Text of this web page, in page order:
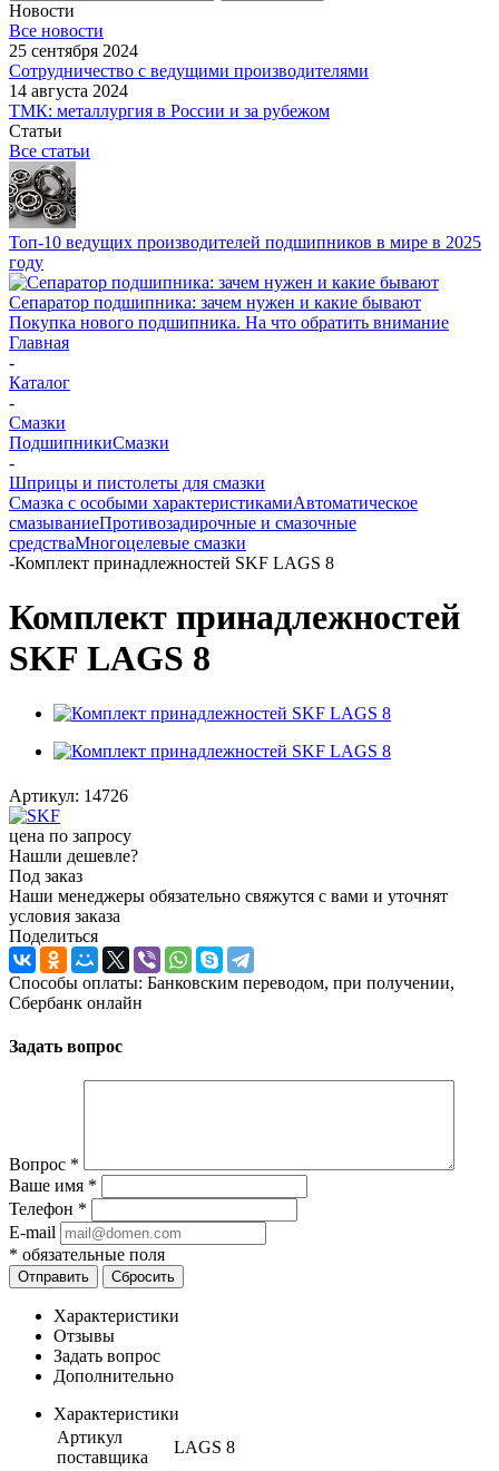
Новости
Все новости
25 сентября 2024
Сотрудничество с ведущими производителями
14 августа 2024
ТМК: металлургия в России и за рубежом
Статьи
Все статьи
Топ-10 ведущих производителей подшипников в мире в 2025
году
Сепаратор подшипника: зачем нужен и какие бывают
Покупка нового подшипника. На что обратить внимание
Главная
-
Каталог
-
Смазки
ПодшипникиСмазки
-
Шприцы и пистолеты для смазки
Смазка с особыми характеристикамиАвтоматическое
смазываниеПротивозадирочные и смазочные
средстваМногоцелевые смазки
-Комплект принадлежностей SKF LAGS 8
Комплект принадлежностей
SKF LAGS 8
Артикул: 14726
цена по запросу
Нашли дешевле?
Под заказ
Наши менеджеры обязательно свяжутся с вами и уточнят
условия заказа
Поделиться
Способы оплаты: Банковским переводом, при получении,
Сбербанк онлайн
Задать вопрос
Вопрос *
Ваше имя *
Телефон *
E-mail
* обязательные поля
Отправить Сбросить
Характеристики
Отзывы
Задать вопрос
Дополнительно
Характеристики
Артикул
поставщика
LAGS 8